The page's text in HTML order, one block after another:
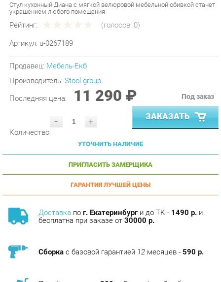
Рейтинг: (голосов:0)
Артикул: u-0267189
Продавец: Мебель-Екб
Производитель:
Stool group
Последняя цена: 11 290 ₽
- +
ЗАКАЗАТЬ
УТОЧНИТЬ НАЛИЧИЕ
ПРИГЛАСИТЬ ЗАМЕРЩИКА
ГАРАНТИЯ ЛУЧШЕЙ ЦЕНЫ
пог. Екатеринбурги до ТК -
бесплатна при заказе от30000 р.
с базовой гарантией месяцев -
Подъём на этаж -200 р.Без лифта - 3 рубля за кг.